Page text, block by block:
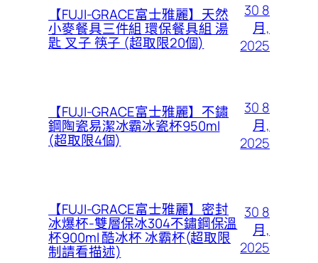
【FUJI-GRACE富士雅麗】天然
小麥餐具三件組 環保餐具組 湯
匙 叉子 筷子 (超取限20個)
30 8
月,
2025
【FUJI-GRACE富士雅麗】不鏽
鋼陶瓷易潔冰霸冰瓷杯950ml
(超取限4個)
30 8
月,
2025
【FUJI-GRACE富士雅麗】密封
冰爆杯-雙層保冰304不鏽鋼保溫
杯900ml 酷冰杯 冰霸杯(超取限
制請看描述)
30 8
月,
2025